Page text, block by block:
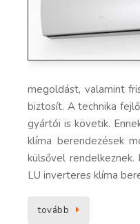
megoldást, valamint
biztosít. A technika
gyártói is követik.
klíma berendezések
külsővel
LU inverteres klíma
tovább